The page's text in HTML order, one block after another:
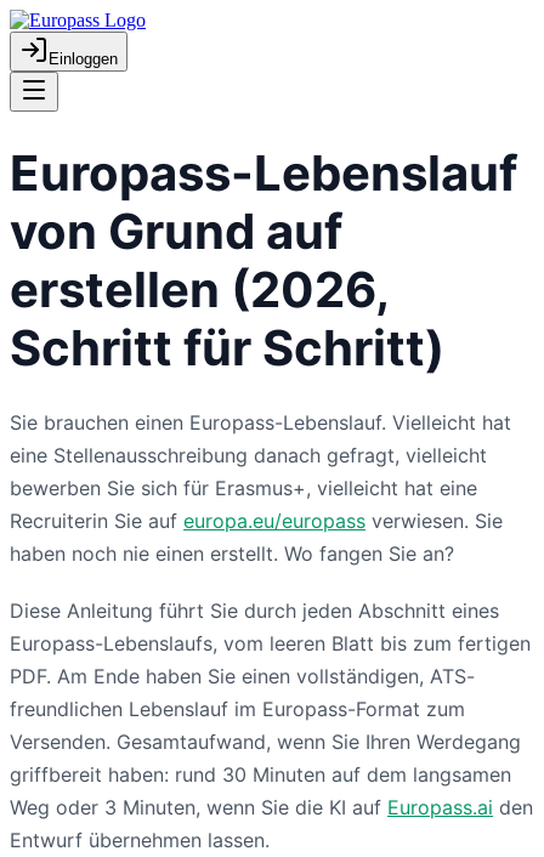
Einloggen
Europass-Lebenslauf
von Grund auf
erstellen (2026,
Schritt für Schritt)
Sie brauchen einen Europass-Lebenslauf. Vielleicht hat
eine Stellenausschreibung danach gefragt, vielleicht
bewerben Sie sich für Erasmus+, vielleicht hat eine
Recruiterin Sie auf europa.eu/europass verwiesen. Sie
haben noch nie einen erstellt. Wo fangen Sie an?
Diese Anleitung führt Sie durch jeden Abschnitt eines
Europass-Lebenslaufs, vom leeren Blatt bis zum fertigen
PDF. Am Ende haben Sie einen vollständigen, ATS-
freundlichen Lebenslauf im Europass-Format zum
Versenden. Gesamtaufwand, wenn Sie Ihren Werdegang
griffbereit haben: rund 30 Minuten auf dem langsamen
Weg oder 3 Minuten, wenn Sie die KI auf Europass.ai den
Entwurf übernehmen lassen.